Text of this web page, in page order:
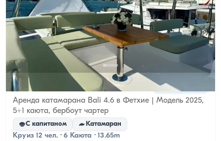
Фетхие, Muğla Новая лодка
Аренда катамарана Bali 4.6 в Фетхие | Модель 2025,
5+1 каюта, бербоут чартер
С капитаном Катамаран
Круиз 12 чел. · 6 Каюта · 13.65m